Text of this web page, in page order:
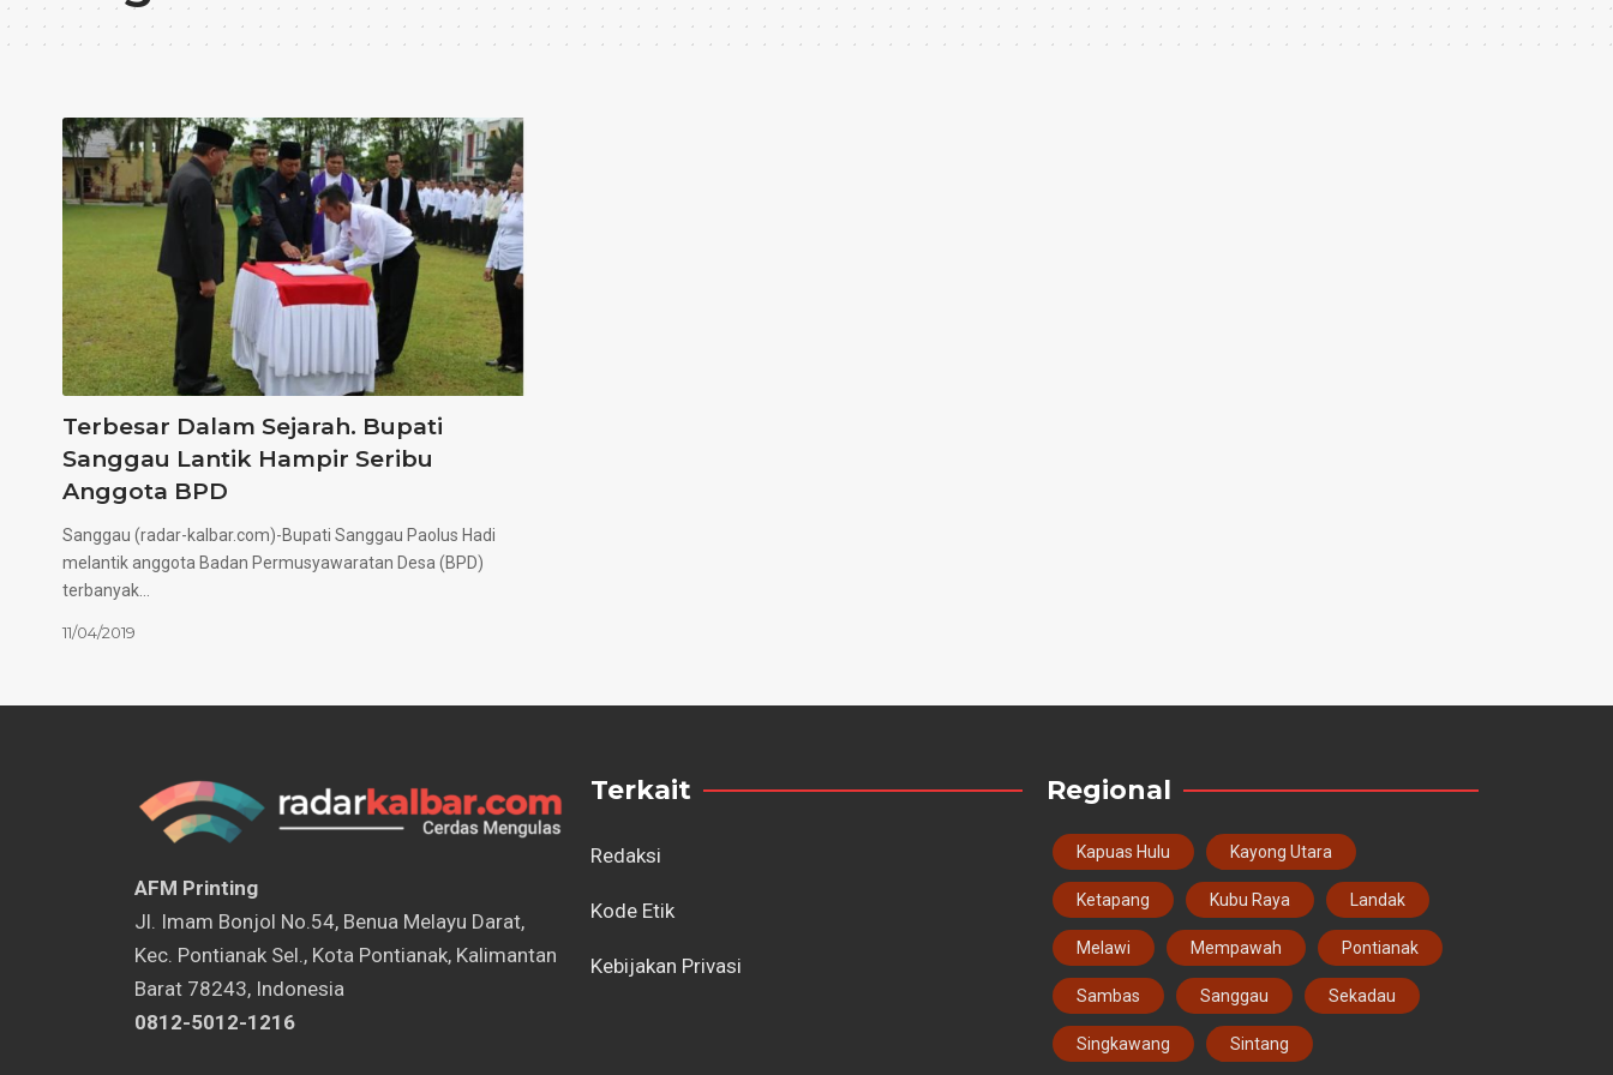
Terbesar Dalam Sejarah. Bupati
Sanggau Lantik Hampir Seribu
Anggota BPD
Sanggau (radar-kalbar.com)-Bupati Sanggau Paolus Hadi
melantik anggota Badan Permusyawaratan Desa (BPD)
terbanyak…
11/04/2019
AFM Printing
⁠Jl. Imam Bonjol No.54, Benua Melayu Darat,
Kec. Pontianak Sel., Kota Pontianak, Kalimantan
Barat 78243, Indonesia
0812-5012-1216
Terkait
Redaksi
Kode Etik
Kebijakan Privasi
Regional
Kapuas Hulu Kayong Utara
Ketapang Kubu Raya Landak
Melawi Mempawah Pontianak
Sambas Sanggau Sekadau
Singkawang Sintang